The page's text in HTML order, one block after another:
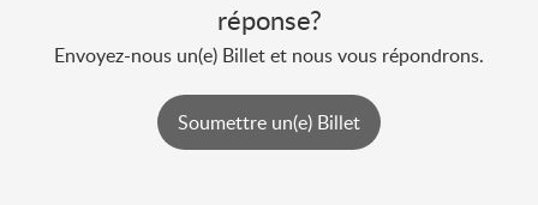
réponse?
Envoyez-nous un(e) Billet et nous vous répondrons.
Soumettre un(e) Billet